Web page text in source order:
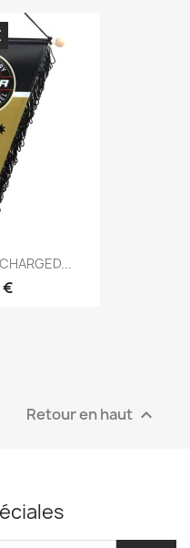
€
Retour en haut 